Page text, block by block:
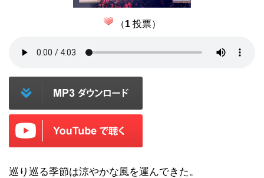
（1投票）
巡り巡る季節は涼やかな風を運んできた。